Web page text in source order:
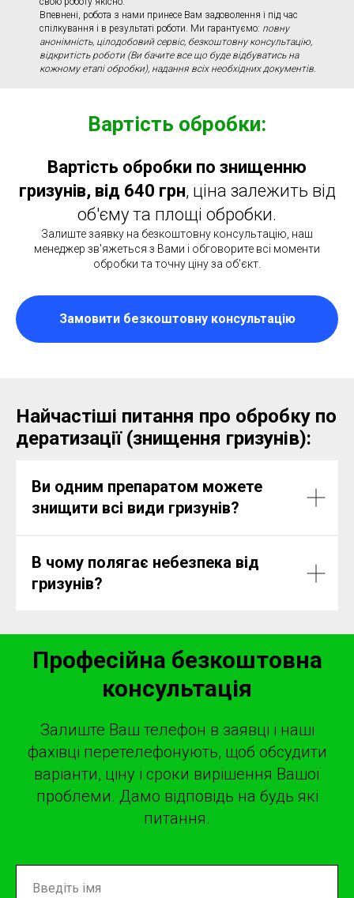
Впевнені, робота з нами принесе Вам задоволення і під час
спілкування і в результаті роботи. Ми гарантуємо: повну
анонімність, цілодобовий сервіс, безкоштовну консультацію,
відкритість роботи (Ви бачите все що буде відбуватись на
кожному етапі обробки), надання всіх необхідних документів.
Вартість обробки:
Вартість обробки по знищенню
гризунів, від 640 грн, ціна залежить від
об'єму та площі обробки.
Залиште заявку на безкоштовну консультацію, наш
менеджер зв'яжеться з Вами і обговорите всі моменти
обробки та точну ціну за об'єкт.
Замовити безкоштовну консультацію
Найчастіші питання про обробку по
дератизації (знищення гризунів):
Ви одним препаратом можете
знищити всі види гризунів?
В чому полягає небезпека від
гризунів?
Професійна безкоштовна
консультація
Залиште Ваш телефон в заявці і наші
фахівці перетелефонують, щоб обсудити
варіанти, ціну і сроки вирішення Вашої
проблеми. Дамо відповідь на будь які
питання.